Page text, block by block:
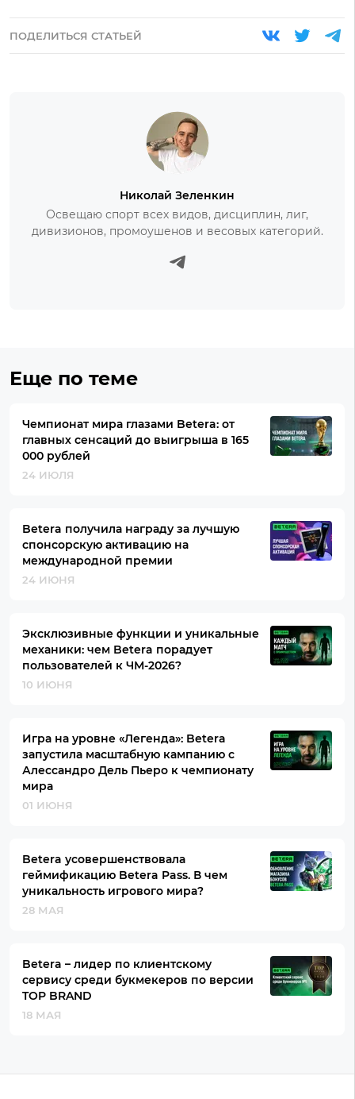
ПОДЕЛИТЬСЯ СТАТЬЕЙ
Николай Зеленкин
Освещаю спорт всех видов, дисциплин, лиг,
дивизионов, промоушенов и весовых категорий.
Еще по теме
Чемпионат мира глазами Betera: от
главных сенсаций до выигрыша в 165
000 рублей
24 ИЮЛЯ
Betera получила награду за лучшую
спонсорскую активацию на
международной премии
24 ИЮНЯ
Эксклюзивные функции и уникальные
механики: чем Betera порадует
пользователей к ЧМ-2026?
10 ИЮНЯ
Игра на уровне «Легенда»: Betera
запустила масштабную кампанию с
Алессандро Дель Пьеро к чемпионату
мира
01 ИЮНЯ
Betera усовершенствовала
геймификацию Betera Pass. В чем
уникальность игрового мира?
28 МАЯ
Betera – лидер по клиентскому
сервису среди букмекеров по версии
TOP BRAND
18 МАЯ